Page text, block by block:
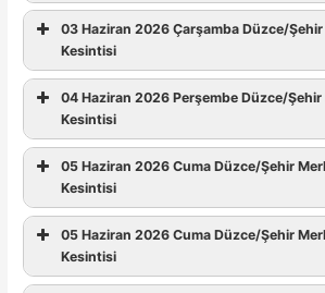
03 Haziran 2026 Çarşamba Düzce/
Kesintisi
04 Haziran 2026 Perşembe Düzce/
Kesintisi
05 Haziran 2026 Cuma Düzce/Şehir
Kesintisi
05 Haziran 2026 Cuma Düzce/Şehir
Kesintisi